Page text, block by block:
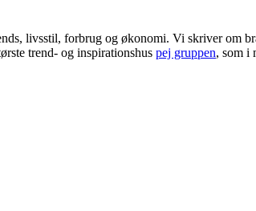
livsstil, forbrug og økonomi. Vi skriver om
trend- og inspirationshus pej gruppen, som i